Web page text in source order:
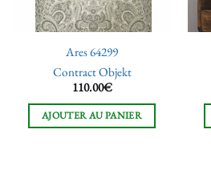
Ares 64299
Contract Objekt
110.00€
AJOUTER AU PANIER